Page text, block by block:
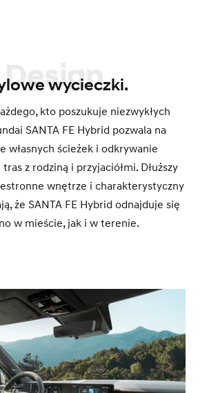
Design
wycieczki.
kto poszukuje niezwykłych
SANTA FE Hybrid pozwala na
własnych ścieżek i odkrywanie
z rodziną i przyjaciółmi. Dłuższy
wnętrze i charakterystyczny
że SANTA FE Hybrid odnajduje się
w mieście, jak i w terenie.